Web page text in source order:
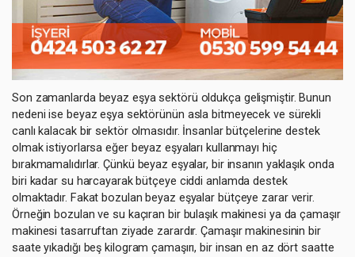
Son zamanlarda beyaz eşya sektörü oldukça gelişmiştir. Bunun
nedeni ise beyaz eşya sektörünün asla bitmeyecek ve sürekli
canlı kalacak bir sektör olmasıdır. İnsanlar bütçelerine destek
olmak istiyorlarsa eğer beyaz eşyaları kullanmayı hiç
bırakmamalıdırlar. Çünkü beyaz eşyalar, bir insanın yaklaşık onda
biri kadar su harcayarak bütçeye ciddi anlamda destek
olmaktadır. Fakat bozulan beyaz eşyalar bütçeye zarar verir.
Örneğin bozulan ve su kaçıran bir bulaşık makinesi ya da çamaşır
makinesi tasarruftan ziyade zarardır. Çamaşır makinesinin bir
saate yıkadığı beş kilogram çamaşırı, bir insan en az dört saatte